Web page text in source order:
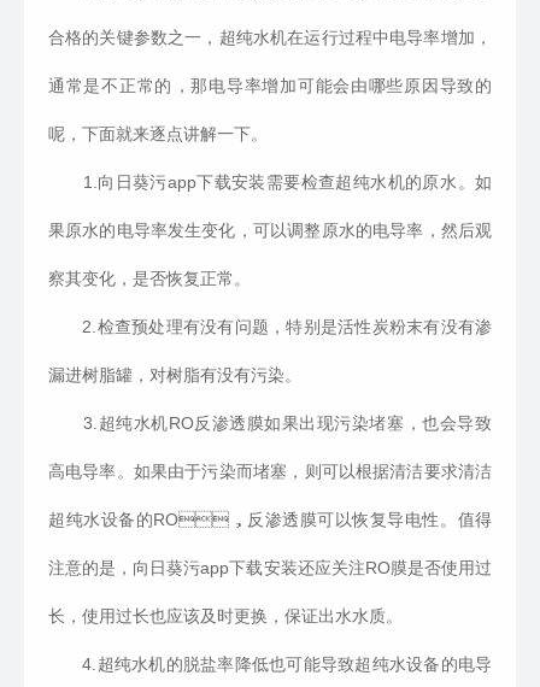
合格的关键参数之一，超纯水机在运行过程中电导率增加，
通常是不正常的，那电导率增加可能会由哪些原因导致的
呢，下面就来逐点讲解一下。
1.向日葵污app下载安装需要检查超纯水机的原水。如
果原水的电导率发生变化，可以调整原水的电导率，然后观
察其变化，是否恢复正常。
2.检查预处理有没有问题，特别是活性炭粉末有没有渗
漏进树脂罐，对树脂有没有污染。
3.超纯水机RO反渗透膜如果出现污染堵塞，也会导致
高电导率。如果由于污染而堵塞，则可以根据清洁要求清洁
超纯水设备的RO，反渗透膜可以恢复导电性。值得
注意的是，向日葵污app下载安装还应关注RO膜是否使用过
长，使用过长也应该及时更换，保证出水水质。
4.超纯水机的脱盐率降低也可能导致超纯水设备的电导